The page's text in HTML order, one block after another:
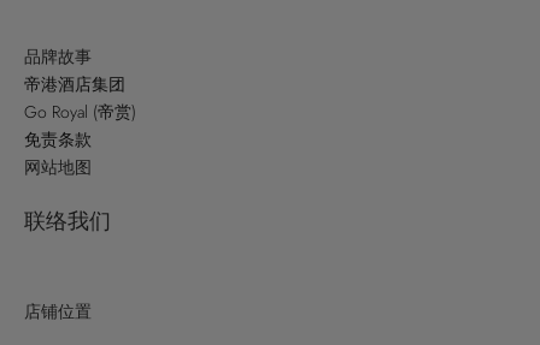
品牌故事
帝港酒店集团
Go Royal (帝赏)
免责条款
网站地图
联络我们
店铺位置